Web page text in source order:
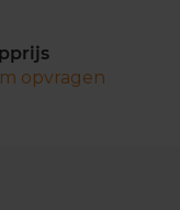
opvragen